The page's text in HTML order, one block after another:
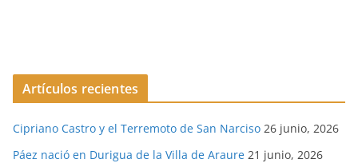
Artículos recientes
Cipriano Castro y el Terremoto de San Narciso 26 junio, 2026
Páez nació en Durigua de la Villa de Araure 21 junio, 2026